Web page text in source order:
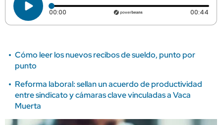
00:00 Tiempo transcurrido: 0 segundos 00:44
Cómo leer los nuevos recibos de sueldo, punto por
punto
Reforma laboral: sellan un acuerdo de productividad
entre sindicato y cámaras clave vinculadas a Vaca
Muerta